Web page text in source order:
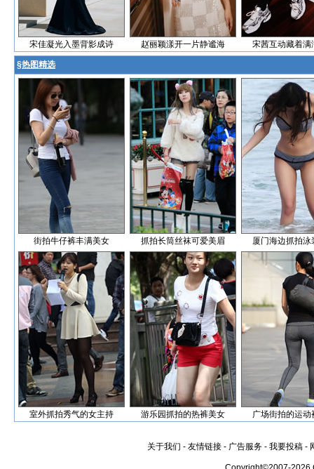
宋佳凝光入墨背影成诗 赵丽颖漾开一片静谧海 宋茜互动藏着满
§热图精选
街拍牛仔裤丰满美女 抓拍长筒丝袜可爱美眉 厦门海边抓拍泳
室外抓拍秀气的女主持 游乐园抓拍的热裤美女 广场街拍的运动
关于我们 - 友情链接 - 广告服务 - 我要投稿 -